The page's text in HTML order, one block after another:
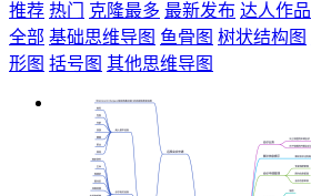
推荐 热门 克隆最多 最新发布 达人作品
全部 基础思维导图 鱼骨图 树状结构图
形图 括号图 其他思维导图